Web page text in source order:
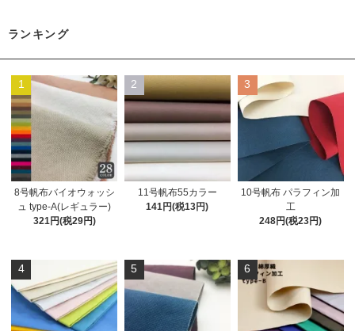
ランキング
1
8号帆布バイオウォッシ
ュ type-A(レギュラー)
321円(税29円)
2
11号帆布55カラー
141円(税13円)
3
10号帆布 パラフィン加
工
248円(税23円)
4 5 6